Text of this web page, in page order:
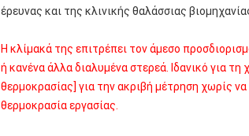
έρευνας και της κλινικής θαλάσσιας
Η κλίμακά της επιτρέπει τον άμεσο
ή κανένα άλλα διαλυμένα στερεά. Ιδανικό για
θερμοκρασίας] για την ακριβή μέτρηση χωρίς
θερμοκρασία εργασίας.